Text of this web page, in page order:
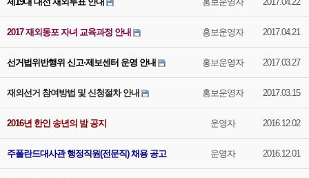
2017 재외동포 자녀 교육과정 안내 홍보운영자 2017.04.21
선거법위반행위 신고·제보센터 운영 안내 홍보운영자 2017.03.27
재외선거 참여방법 및 신청절차 안내 홍보운영자 2017.03.15
2016년 한인 송년의 밤 공지 운영자 2016.12.02
주폴란드대사관 행정직원(전문직) 채용 공고 운영자 2016.12.01